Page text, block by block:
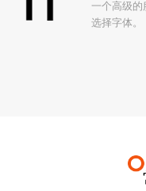
一个高级
选择字体。